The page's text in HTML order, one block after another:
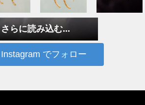
さらに読み込む...
Instagram でフォロー